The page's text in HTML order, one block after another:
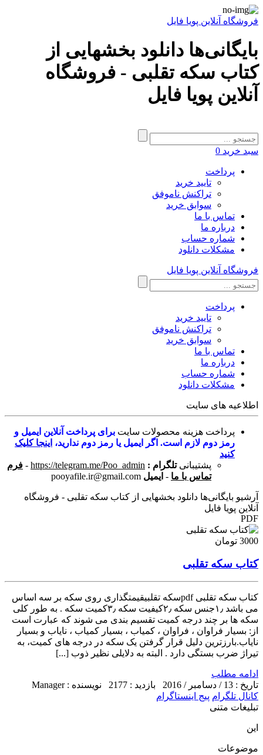
فروشگاه آنلاین پویا فایل
بایگانی‌ها دانلود بخشهایی از
کتاب سکه تقلبی - فروشگاه
آنلاین پویا فایل
سبد خرید 0
پرداخت
تایید خرید
تراکنش ناموفق
سوابق خرید
تماس با ما
درباره ما
شماره حساب
مشکلات دانلود
فروشگاه آنلاین پویا فایل
پرداخت
تایید خرید
تراکنش ناموفق
سوابق خرید
تماس با ما
درباره ما
شماره حساب
مشکلات دانلود
اطلاعیه های سایت
پرداخت هزینه محصولات سایت برای پرداخت آنلاین ایمیل و
رمز دوم لازم است. اگر ایمیل یا رمز دوم ندارید، اینجا کلیک
کنید
پشتیبانی تلگرام : https://telegram.me/Poo_admin
- فرم
تماس با ما - ایمیل pooyafile.ir@gmail.com
آرشیو بایگانی‌ها دانلود بخشهایی از کتاب سکه تقلبی - فروشگاه
آنلاین پویا فایل
PDF
3000 تومان
کتاب سکه تقلبی
کتاب سکه تقلبی pdfسکه تقلبیقیمتگذاری روی سکه بر سه اساس
می باشد ۱٫جنس سکه ۲٫کیفیت سکه ۳٫کمیت سکه . به طور کلی
سکه ها بر چند درجه کمیت تقسیم بندی می شوند که عبارت است
از: بسیار فراوان ، فراوان ، کمیاب ، بسیار کمیاب ، نایاب و بسیار
نایاب.بارزترین دلیل قرار گرفتن یک سکه در درجه های کمیت، به
تیراژ ضرب بستگی دارد . البته به دلایلی نظیر ذوب [...]
ادامه مطلب
تاریخ : 13 / دسامبر / 2016
بازدید : 2177
نویسنده : Manager
کانال تلگرام پیج اینستاگرام
تبلیغات متنی
این
موضوعات